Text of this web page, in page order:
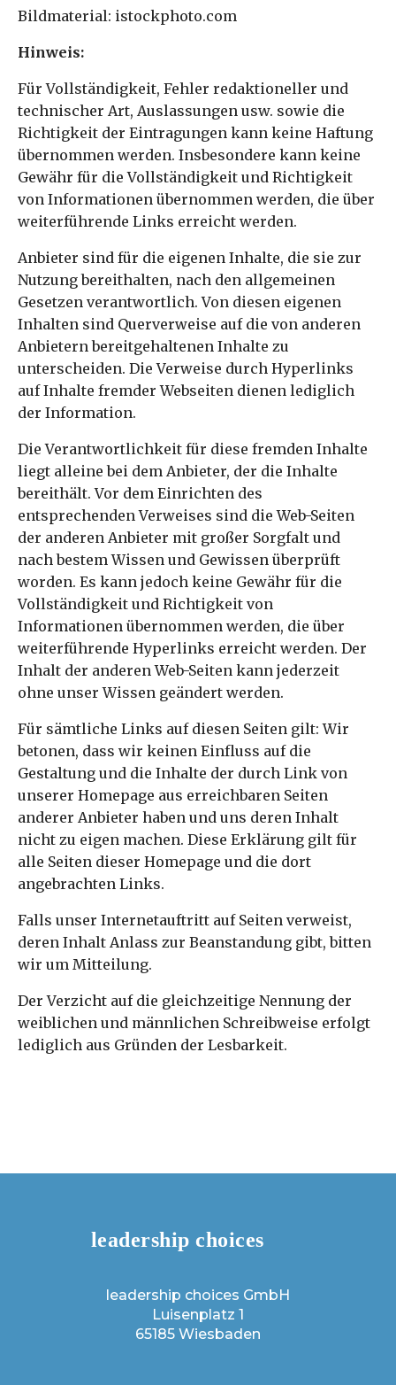
Bildmaterial: istockphoto.com
Hinweis:
Für Vollständigkeit, Fehler redaktioneller und
technischer Art, Auslassungen usw. sowie die
Richtigkeit der Eintragungen kann keine Haftung
übernommen werden. Insbesondere kann keine
Gewähr für die Vollständigkeit und Richtigkeit
von Informationen übernommen werden, die über
weiterführende Links erreicht werden.
Anbieter sind für die eigenen Inhalte, die sie zur
Nutzung bereithalten, nach den allgemeinen
Gesetzen verantwortlich. Von diesen eigenen
Inhalten sind Querverweise auf die von anderen
Anbietern bereitgehaltenen Inhalte zu
unterscheiden. Die Verweise durch Hyperlinks
auf Inhalte fremder Webseiten dienen lediglich
der Information.
Die Verantwortlichkeit für diese fremden Inhalte
liegt alleine bei dem Anbieter, der die Inhalte
bereithält. Vor dem Einrichten des
entsprechenden Verweises sind die Web-Seiten
der anderen Anbieter mit großer Sorgfalt und
nach bestem Wissen und Gewissen überprüft
worden. Es kann jedoch keine Gewähr für die
Vollständigkeit und Richtigkeit von
Informationen übernommen werden, die über
weiterführende Hyperlinks erreicht werden. Der
Inhalt der anderen Web-Seiten kann jederzeit
ohne unser Wissen geändert werden.
Für sämtliche Links auf diesen Seiten gilt: Wir
betonen, dass wir keinen Einfluss auf die
Gestaltung und die Inhalte der durch Link von
unserer Homepage aus erreichbaren Seiten
anderer Anbieter haben und uns deren Inhalt
nicht zu eigen machen. Diese Erklärung gilt für
alle Seiten dieser Homepage und die dort
angebrachten Links.
Falls unser Internetauftritt auf Seiten verweist,
deren Inhalt Anlass zur Beanstandung gibt, bitten
wir um Mitteilung.
Der Verzicht auf die gleichzeitige Nennung der
weiblichen und männlichen Schreibweise erfolgt
lediglich aus Gründen der Lesbarkeit.
leadership choices GmbH
Luisenplatz 1
65185 Wiesbaden